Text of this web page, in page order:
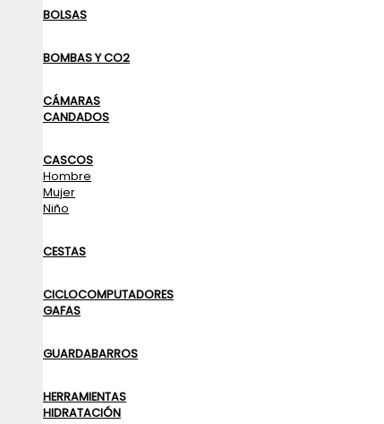
BOLSAS
BOMBAS Y CO2
CÁMARAS
CANDADOS
CASCOS
Hombre
Mujer
Niño
CESTAS
CICLOCOMPUTADORES
GAFAS
GUARDABARROS
HERRAMIENTAS
HIDRATACIÓN